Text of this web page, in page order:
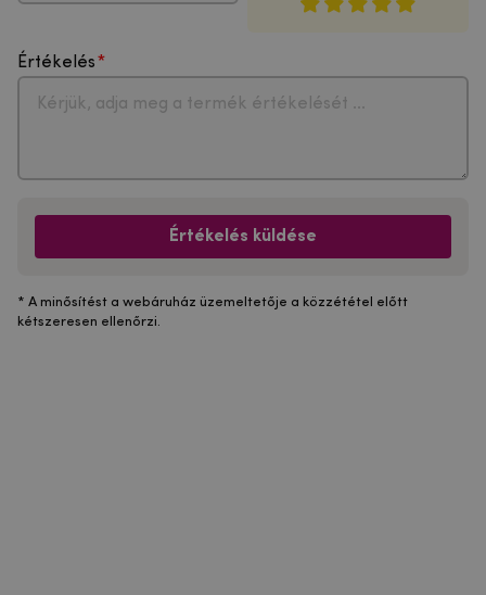
Értékelés
Értékelés küldése
* A minősítést a webáruház üzemeltetője a közzététel előtt
kétszeresen ellenőrzi.